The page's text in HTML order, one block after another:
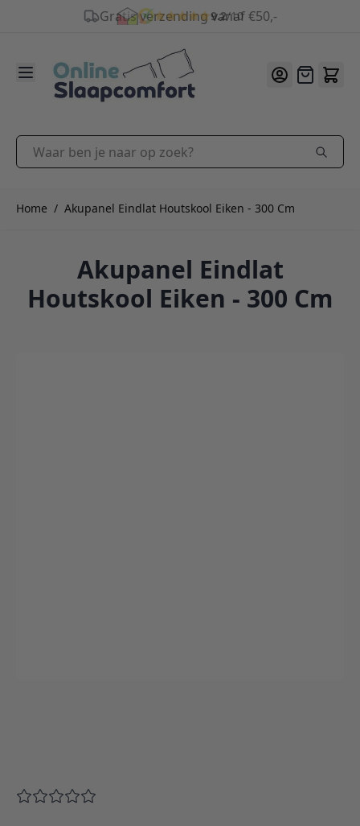
9.2/10
Offerte
Waar ben je naar op zoek?
Home / Akupanel Eindlat Houtskool Eiken - 300 Cm
Akupanel Eindlat
Houtskool Eiken - 300 Cm